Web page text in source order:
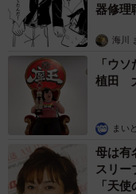
器修理
海川
「ウ
植田
まい
母は有
スリー
「天使